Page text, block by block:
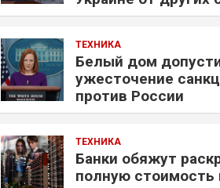
ТЕХНИКА
Белый дом
ужесточение
против России
ТЕХНИКА
Банки обяжут
полную стоимость